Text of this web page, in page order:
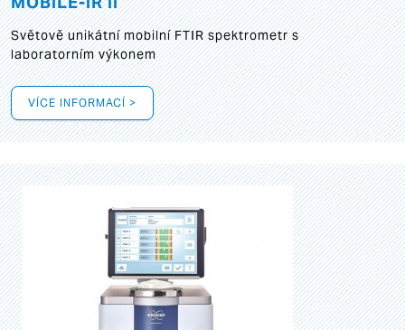
Světově unikátní mobilní FTIR spektrometr s
laboratorním výkonem
VÍCE INFORMACÍ >